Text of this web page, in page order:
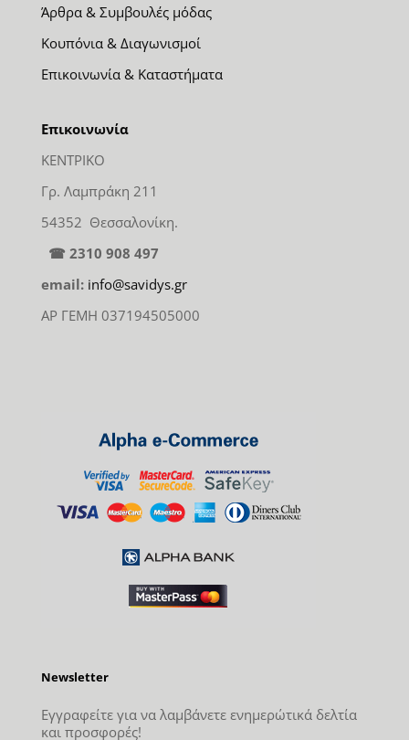
Άρθρα & Συμβουλές μόδας
Κουπόνια & Διαγωνισμοί
Επικοινωνία & Καταστήματα
Επικοινωνία
ΚΕΝΤΡΙΚΟ
Γρ. Λαμπράκη 211
54352 Θεσσαλονίκη.
☎ 2310 908 497
email: info@savidys.gr
ΑΡ ΓΕΜΗ 037194505000
Newsletter
Εγγραφείτε για να λαμβάνετε ενημερώτικά δελτία
και προσφορές!